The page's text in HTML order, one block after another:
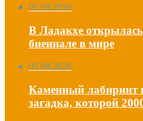
05.08.2026
В Ладакхе
биеннале в мире
05.08.2026
Каменный лабиринт
загадка, которой